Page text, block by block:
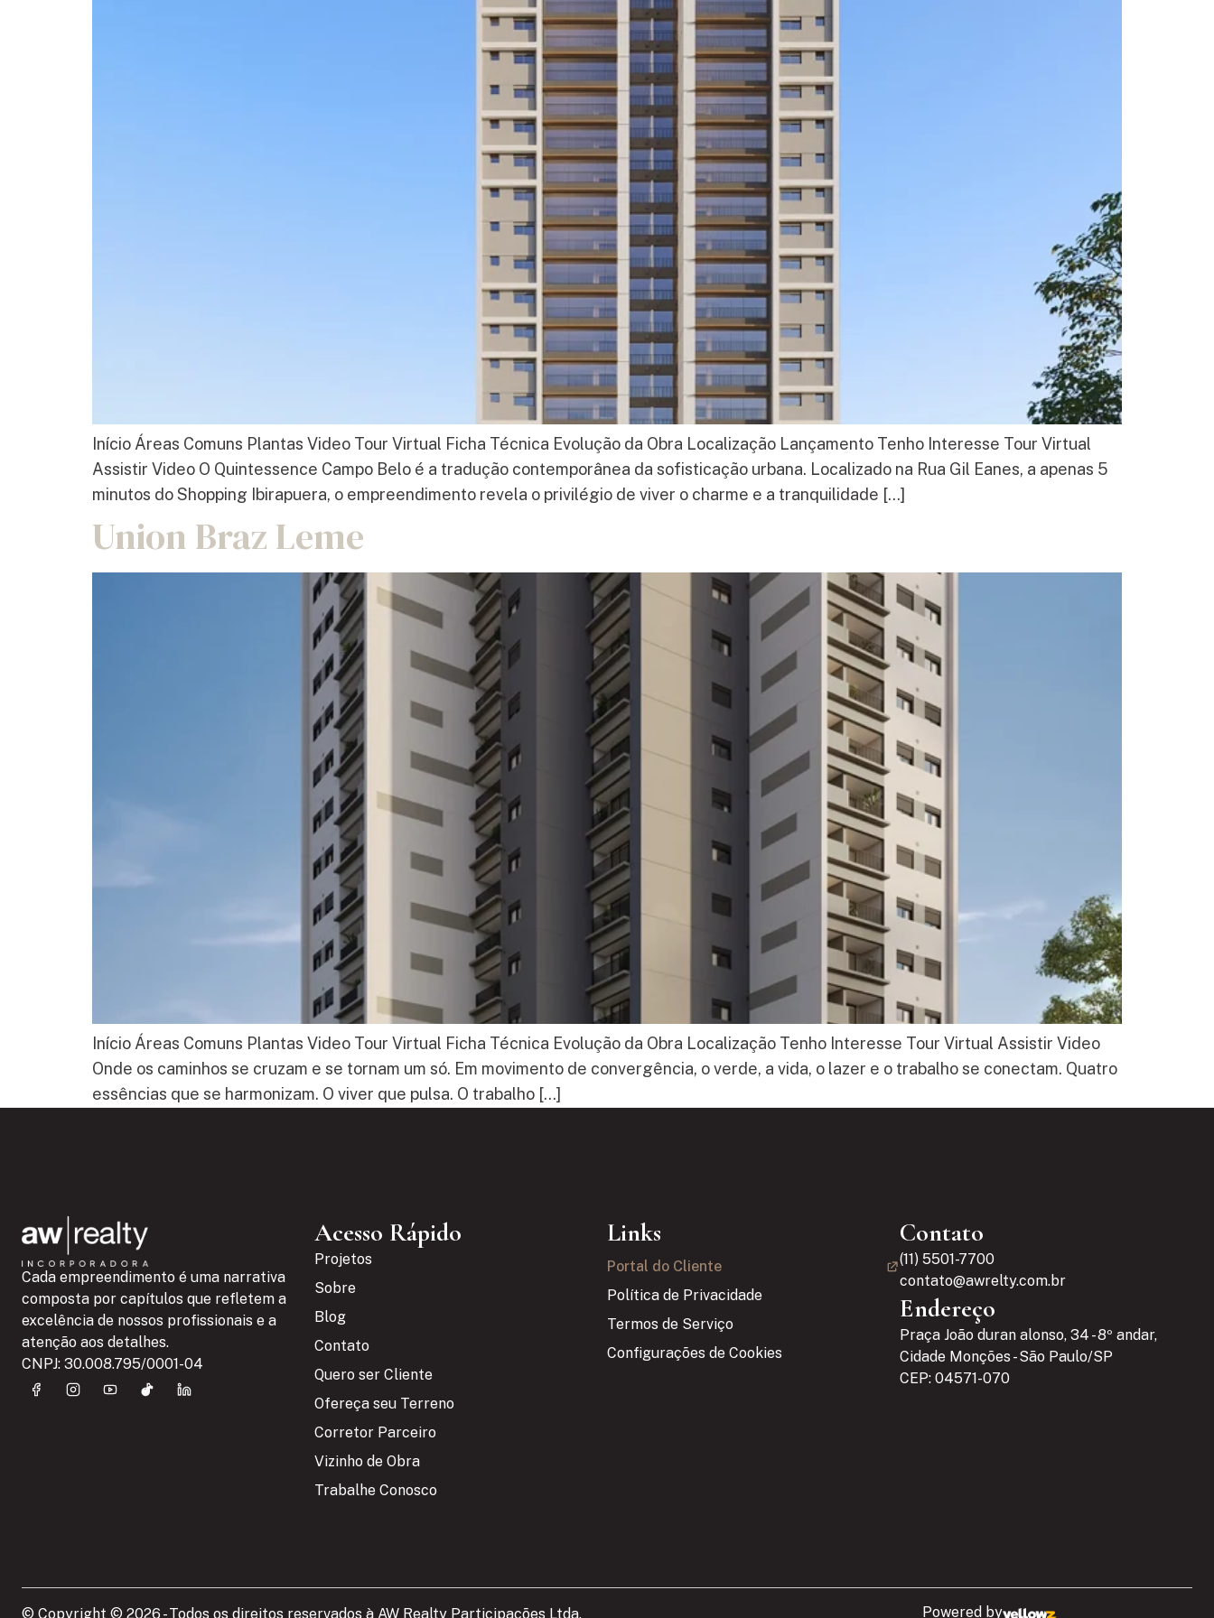
Início Áreas Comuns Plantas Video Tour Virtual Ficha Técnica Evolução da Obra Localização Lançamento Tenho Interesse Tour Virtual
Assistir Video O Quintessence Campo Belo é a tradução contemporânea da sofisticação urbana. Localizado na Rua Gil Eanes, a apenas 5
minutos do Shopping Ibirapuera, o empreendimento revela o privilégio de viver o charme e a tranquilidade […]
Union Braz Leme
Início Áreas Comuns Plantas Video Tour Virtual Ficha Técnica Evolução da Obra Localização Tenho Interesse Tour Virtual Assistir Video
Onde os caminhos se cruzam e se tornam um só. Em movimento de convergência, o verde, a vida, o lazer e o trabalho se conectam. Quatro
essências que se harmonizam. O viver que pulsa. O trabalho […]
Cada empreendimento é uma narrativa
composta por capítulos que refletem a
excelência de nossos profissionais e a
atenção aos detalhes.
CNPJ: 30.008.795/0001-04
Acesso Rápido
Projetos
Sobre
Blog
Contato
Quero ser Cliente
Ofereça seu Terreno
Corretor Parceiro
Vizinho de Obra
Trabalhe Conosco
Links
Portal do Cliente
Política de Privacidade
Termos de Serviço
Configurações de Cookies
Contato
(11) 5501-7700
contato@awrelty.com.br
Endereço
Praça João duran alonso, 34 - 8º andar,
Cidade Monções - São Paulo/SP
CEP: 04571-070
© Copyright © 2026 - Todos os direitos reservados à AW Realty Participações Ltda.​ Powered by